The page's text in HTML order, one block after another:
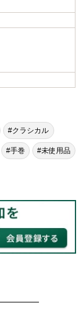
#クラシカル
#手巻 #未使用品